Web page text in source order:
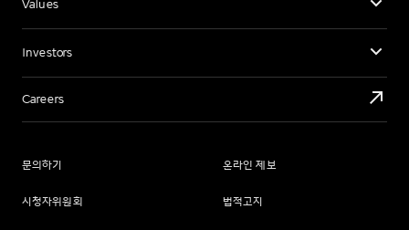
Values
Investors
Careers
문의하기 온라인 제보
시청자위원회 법적고지